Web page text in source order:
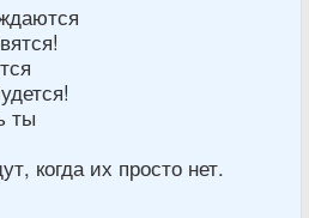
ты
когда их просто нет.